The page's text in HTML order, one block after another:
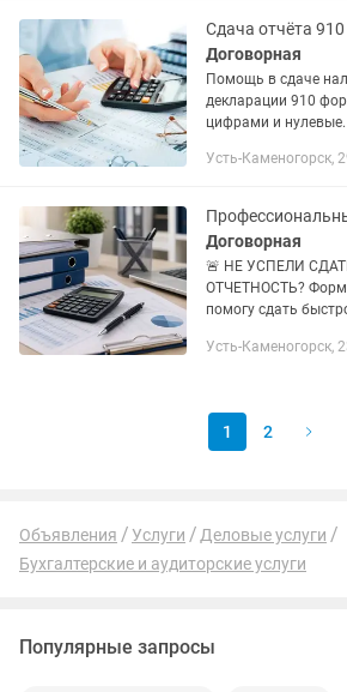
Сдача отчёта
Договорная
Помощь в сдаче
декларации 910
цифрами и
договоров, акт
Усть-Каменогорск,
Договорная
🚨 НЕ УСПЕЛИ
ОТЧЕТНОСТЬ?
помогу сдать
бухгалтерские
Усть-Каменогорск,
1 2
Объявления Услуги
Деловые услуги
Бухгалтерские и аудиторские услуги
Популярные запросы